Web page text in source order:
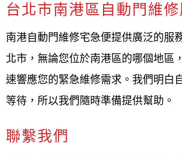
台北市南港區自動門維
南港自動門維修宅急便提供廣泛的服
北市，無論您位於南港區的哪個地區
速響應您的緊急維修需求。我們明白
等待，所以我們隨時準備提供幫助。
聯繫我們